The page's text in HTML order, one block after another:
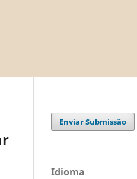
Enviar Submissão
Idioma